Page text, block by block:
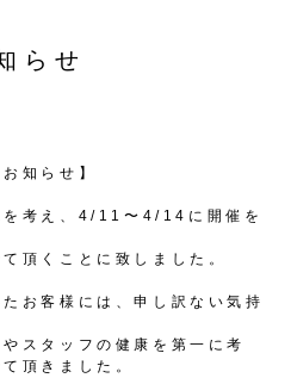
らせ
知らせ】
を考え、4/11〜4/14に開催を
頂くことに致しました。
お客様には、申し訳ない気持
スタッフの健康を第一に考
頂きました。